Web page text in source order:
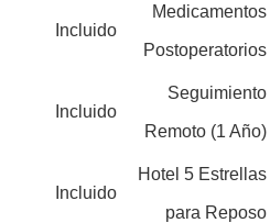
Medicamentos
Postoperatorios
Incluido
Seguimiento
Remoto (1 Año)
Incluido
Hotel 5 Estrellas
para Reposo
Incluido